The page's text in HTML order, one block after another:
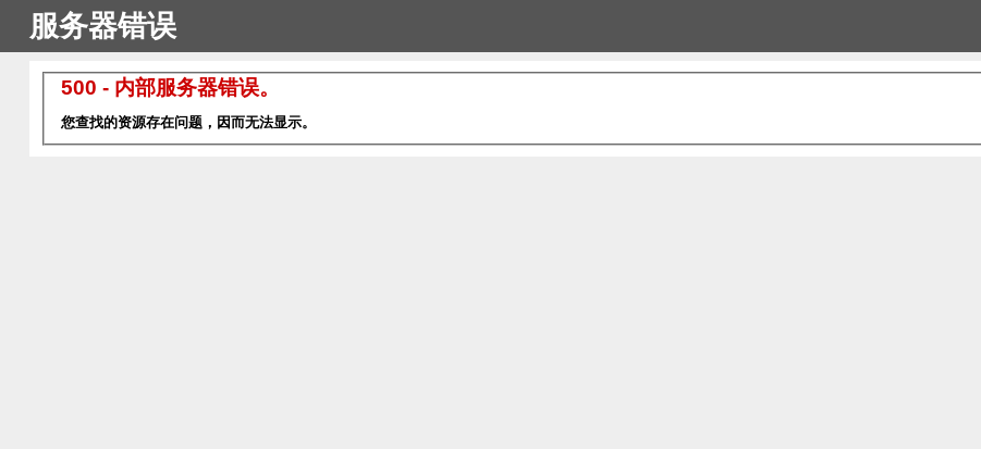
服务器错误
500 - 内部服务器错误。
您查找的资源存在问题，因而无法显示。